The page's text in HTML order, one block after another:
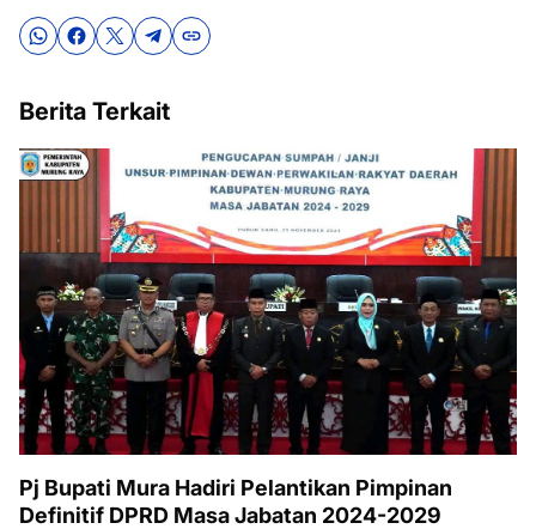
Berita Terkait
Pj Bupati Mura Hadiri Pelantikan Pimpinan
Definitif DPRD Masa Jabatan 2024-2029